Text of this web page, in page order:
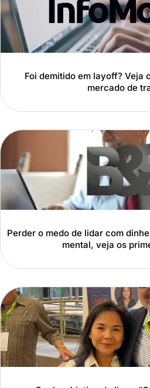
Foi demitido em layoff? Veja
mercado de
Perder o medo de lidar com
mental, veja os